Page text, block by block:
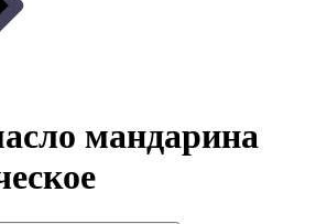
мандарина